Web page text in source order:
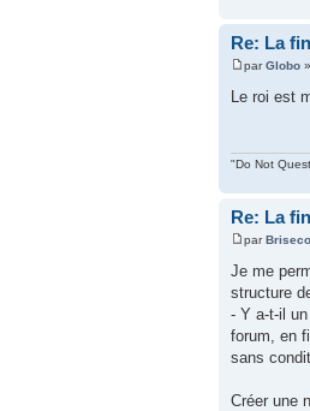
Re: La
parGlobo
Le roi est
"Do Not
Re: La
par
Je me
structure
- Y a-t-il un
forum, en
sans
Créer une